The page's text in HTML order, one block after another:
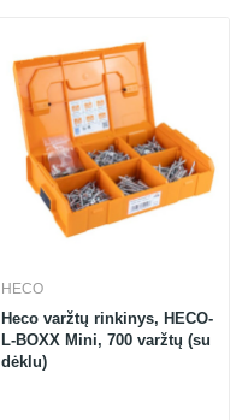
HECO
Heco varžtų rinkinys, HECO-
L-BOXX Mini, 700 varžtų (su
dėklu)